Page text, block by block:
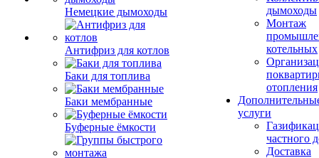
Немецкие дымоходы
Антифриз для котлов
Баки для топлива
Баки мембранные
Буферные ёмкости
дымоходы
Монтаж
котельных
отопления
услуги
частного
Доставка